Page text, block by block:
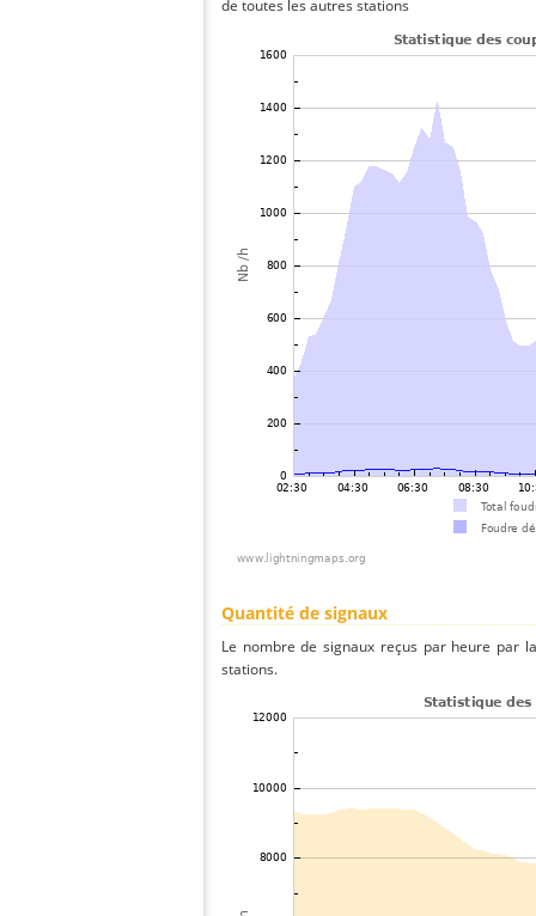
de toutes les autres stations
Quantité de signaux
Le nombre de signaux reçus par heure par
stations.